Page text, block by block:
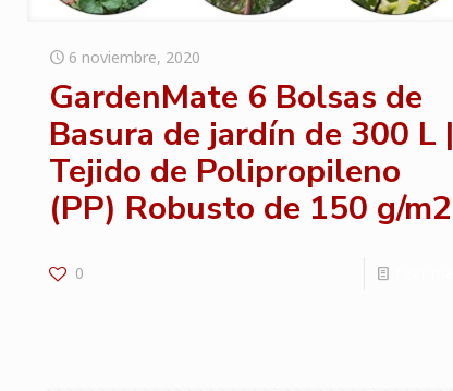
6 noviembre, 2020
GardenMate 6 Bolsas de
Basura de jardín de 300 L |
Tejido de Polipropileno
(PP) Robusto de 150 g/m2
0